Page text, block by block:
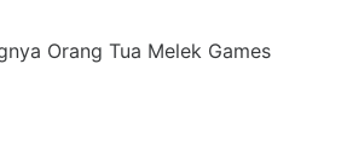
Orang Tua Melek Games